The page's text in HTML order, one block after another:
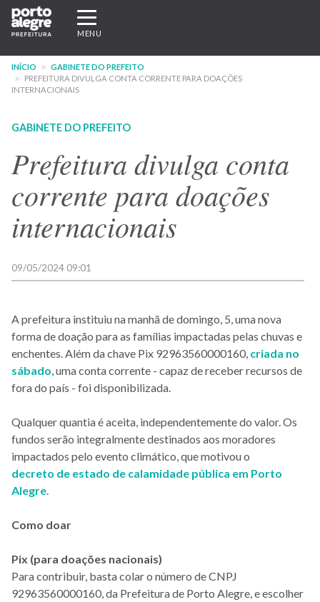
Pular
para
conteúdo
principal
Expandir/recolher
navegação
MENU
INÍCIO
GABINETE DO PREFEITO
PREFEITURA DIVULGA CONTA CORRENTE PARA DOAÇÕES
INTERNACIONAIS
GABINETE DO PREFEITO
Prefeitura divulga conta
corrente para doações
internacionais
09/05/2024 09:01
A prefeitura instituiu na manhã de domingo, 5, uma nova
forma de doação para as famílias impactadas pelas chuvas e
enchentes. Além da chave Pix 92963560000160, criada no
sábado , uma conta corrente - capaz de receber recursos de
fora do país - foi disponibilizada.
Qualquer quantia é aceita, independentemente do valor. Os
fundos serão integralmente destinados aos moradores
impactados pelo evento climático, que motivou o
decreto de estado de calamidade pública em Porto
Alegre
Como doar
Pix (para doações nacionais)
Para contribuir, basta colar o número de CNPJ
92963560000160, da Prefeitura de Porto Alegre, e escolher